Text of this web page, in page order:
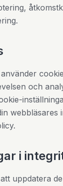
och
webbläsares
i
uppdatera